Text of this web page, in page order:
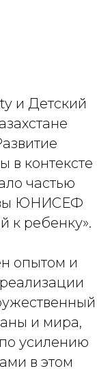
и Детский
в контексте
частью
ЮНИСЕФ
к ребенку».
опытом и
и мира,
усилению
в этом